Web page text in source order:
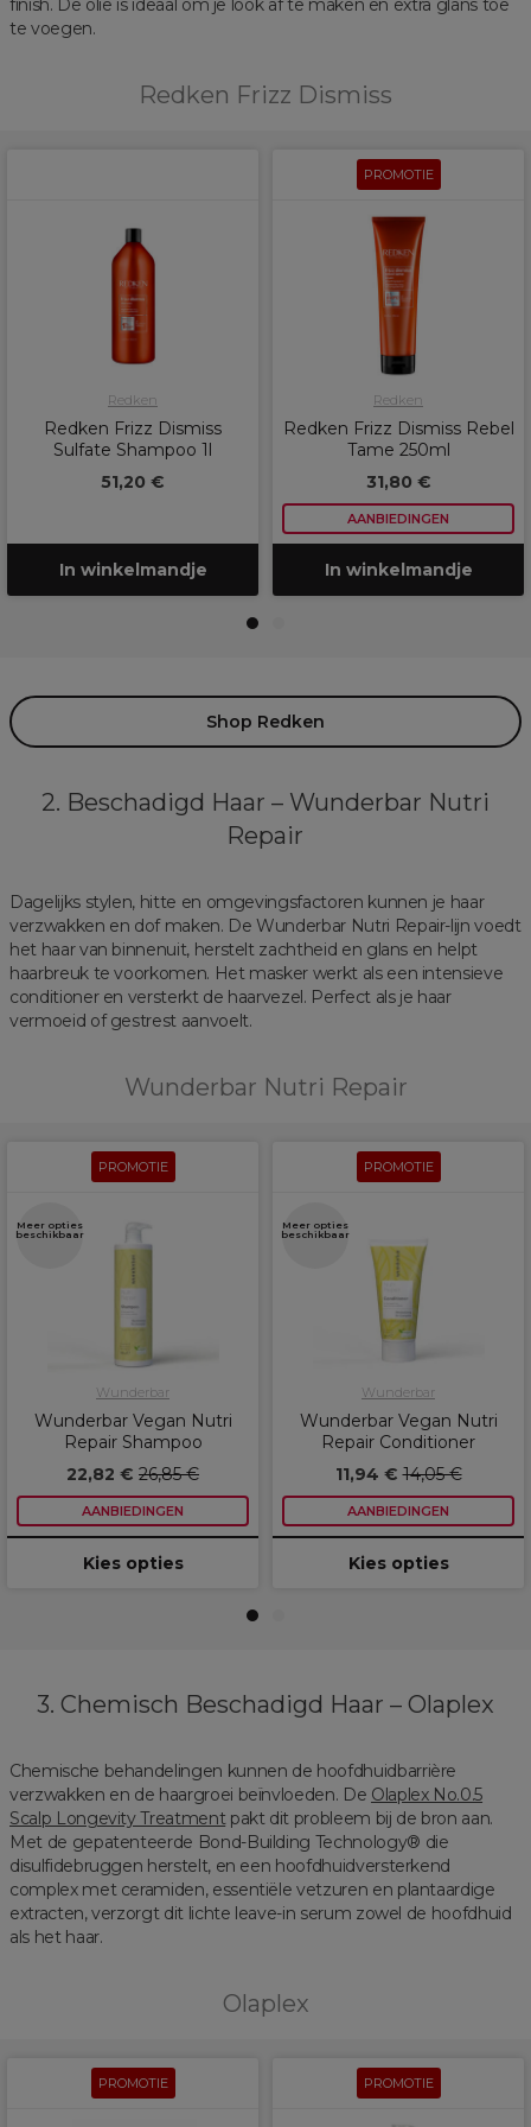
finish. De olie is ideaal om je look af te maken en extra glans toe
te voegen.
Redken Frizz Dismiss
Redken
Redken Frizz Dismiss
Sulfate Shampoo 1l
51,20 €
In winkelmandje
PROMOTIE
Redken
Redken Frizz Dismiss Rebel
Tame 250ml
31,80 €
AANBIEDINGEN
In winkelmandje
1
Shop Redken
2. Beschadigd Haar – Wunderbar Nutri
Repair
Dagelijks stylen, hitte en omgevingsfactoren kunnen je haar
verzwakken en dof maken. De Wunderbar Nutri Repair-lijn voedt
het haar van binnenuit, herstelt zachtheid en glans en helpt
haarbreuk te voorkomen. Het masker werkt als een intensieve
conditioner en versterkt de haarvezel. Perfect als je haar
vermoeid of gestrest aanvoelt.
Wunderbar Nutri Repair
PROMOTIE
Meer opties
beschikbaar
Wunderbar
Wunderbar Vegan Nutri
Repair Shampoo
22,82 € 26,85 €
AANBIEDINGEN
Kies opties
PROMOTIE
Meer opties
beschikbaar
Wunderbar
Wunderbar Vegan Nutri
Repair Conditioner
11,94 €14,05 €
AANBIEDINGEN
Kies opties
1
3. Chemisch Beschadigd Haar – Olaplex
Chemische behandelingen kunnen de hoofdhuidbarrière
verzwakken en de haargroei beïnvloeden. De Olaplex No.0.5
Scalp Longevity Treatmentpakt dit probleem bij de bron aan.
Met de gepatenteerde Bond-Building Technology® die
disulfidebruggen herstelt, en een hoofdhuidversterkend
complex met ceramiden, essentiële vetzuren en plantaardige
extracten, verzorgt dit lichte leave-in serum zowel de hoofdhuid
als het haar.
Olaplex
PROMOTIE PROMOTIE